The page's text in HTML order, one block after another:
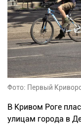
Фото: Первый
В Кривом Роге
улицам города в